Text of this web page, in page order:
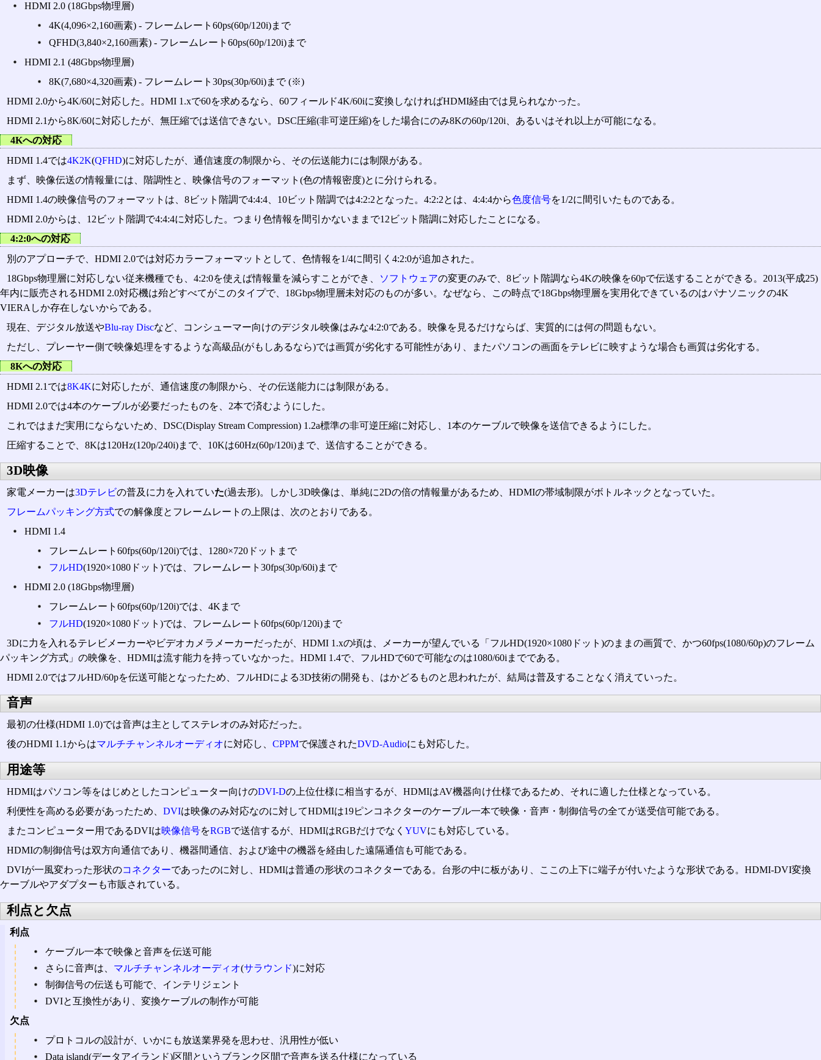
HDMI 2.0 (18Gbps物理層)
4K(4,096×2,160画素) ‐ フレームレート60ps(60p/120i)まで
QFHD(3,840×2,160画素) ‐ フレームレート60ps(60p/120i)まで
HDMI 2.1 (48Gbps物理層)
8K(7,680×4,320画素) ‐ フレームレート30ps(30p/60i)まで (※)
HDMI 2.0から4K/60に対応した。HDMI 1.xで60を求めるなら、60フィールド4K/60iに変換しなければHDMI経由では見られなかった。
HDMI 2.1から8K/60に対応したが、無圧縮では送信できない。DSC圧縮(非可逆圧縮)をした場合にのみ8Kの60p/120i、あるいはそれ以上が可能になる。
4Kへの対応
HDMI 1.4では4K2K(QFHD)に対応したが、通信速度の制限から、その伝送能力には制限がある。
まず、映像伝送の情報量には、階調性と、映像信号のフォーマット(色の情報密度)とに分けられる。
HDMI 1.4の映像信号のフォーマットは、8ビット階調で4:4:4、10ビット階調では4:2:2となった。4:2:2とは、4:4:4から色度信号を1/2に間引いたものである。
HDMI 2.0からは、12ビット階調で4:4:4に対応した。つまり色情報を間引かないままで12ビット階調に対応したことになる。
4:2:0への対応
別のアプローチで、HDMI 2.0では対応カラーフォーマットとして、色情報を1/4に間引く4:2:0が追加された。
18Gbps物理層に対応しない従来機種でも、4:2:0を使えば情報量を減らすことができ、
ソフトウェアの変更のみで、8ビット階調なら4Kの映像を60pで伝送することができる。2013(平成25)
年内に販売されるHDMI 2.0対応機は殆どすべてがこのタイプで、18Gbps物理層未対応のものが多い。なぜなら、この時点で18Gbps物理層を実用化できているのはパナソニックの4K
VIERAしか存在しないからである。
現在、デジタル放送やBlu-ray Discなど、コンシューマー向けのデジタル映像はみな4:2:0である。映像を見るだけならば、実質的には何の問題もない。
ただし、プレーヤー側で映像処理をするような高級品(がもしあるなら)では画質が劣化する可能性があり、またパソコンの画面をテレビに映すような場合も画質は劣化する。
8Kへの対応
HDMI 2.1では8K4Kに対応したが、通信速度の制限から、その伝送能力には制限がある。
HDMI 2.0では4本のケーブルが必要だったものを、2本で済むようにした。
これではまだ実用にならないため、DSC(Display Stream Compression) 1.2a標準の非可逆圧縮に対応し、1本のケーブルで映像を送信できるようにした。
圧縮することで、8Kは120Hz(120p/240i)まで、10Kは60Hz(60p/120i)まで、送信することができる。
3D映像
家電メーカーは3Dテレビの普及に力を入れていた(過去形)。しかし3D映像は、単純に2Dの倍の情報量があるため、HDMIの帯域制限がボトルネックとなっていた。
フレームパッキング方式での解像度とフレームレートの上限は、次のとおりである。
HDMI 1.4
フレームレート60fps(60p/120i)では、1280×720ドットまで
フルHD(1920×1080ドット)では、フレームレート30fps(30p/60i)まで
HDMI 2.0 (18Gbps物理層)
フレームレート60fps(60p/120i)では、4Kまで
フルHD(1920×1080ドット)では、フレームレート60fps(60p/120i)まで
3Dに力を入れるテレビメーカーやビデオカメラメーカーだったが、HDMI 1.xの頃は、メーカーが望んでいる「フルHD(1920×1080ドット)のままの画質で、かつ60fps(1080/60p)のフレーム
パッキング方式」の映像を、HDMIは流す能力を持っていなかった。HDMI 1.4で、フルHDで60で可能なのは1080/60iまでである。
HDMI 2.0ではフルHD/60pを伝送可能となったため、フルHDによる3D技術の開発も、はかどるものと思われたが、結局は普及することなく消えていった。
音声
最初の仕様(HDMI 1.0)では音声は主としてステレオのみ対応だった。
後のHDMI 1.1からはマルチチャンネルオーディオに対応し、CPPMで保護されたDVD-Audioにも対応した。
用途等
HDMIはパソコン等をはじめとしたコンピューター向けのDVI-Dの上位仕様に相当するが、HDMIはAV機器向け仕様であるため、それに適した仕様となっている。
利便性を高める必要があったため、DVIは映像のみ対応なのに対してHDMIは19ピンコネクターのケーブル一本で映像・音声・制御信号の全てが送受信可能である。
またコンピューター用であるDVIは映像信号をRGBで送信するが、HDMIはRGBだけでなくYUVにも対応している。
HDMIの制御信号は双方向通信であり、機器間通信、および途中の機器を経由した遠隔通信も可能である。
DVIが一風変わった形状のコネクターであったのに対し、HDMIは普通の形状のコネクターである。台形の中に板があり、ここの上下に端子が付いたような形状である。HDMI-DVI変換
ケーブルやアダプターも市販されている。
利点と欠点
利点
ケーブル一本で映像と音声を伝送可能
さらに音声は、 マルチチャンネルオーディオ(サラウンド)に対応
制御信号の伝送も可能で、インテリジェント
DVIと互換性があり、変換ケーブルの制作が可能
欠点
プロトコルの設計が、いかにも放送業界発を思わせ、汎用性が低い
Data island(データアイランド)区間というブランク区間で音声を送る仕様になっている